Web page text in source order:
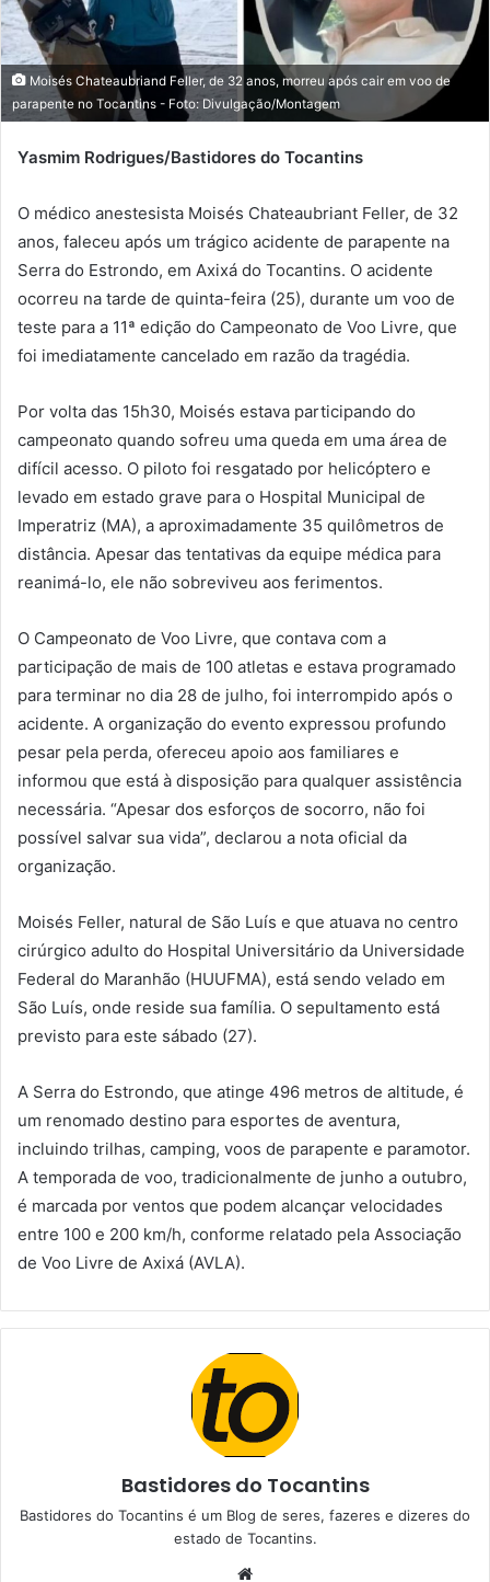
a
i
l
Moisés Chateaubriand Feller, de 32 anos, morreu após cair em voo de
parapente no Tocantins - Foto: Divulgação/Montagem
Yasmim Rodrigues/Bastidores do Tocantins
O médico anestesista Moisés Chateaubriant Feller, de 32
anos, faleceu após um trágico acidente de parapente na
Serra do Estrondo, em Axixá do Tocantins. O acidente
ocorreu na tarde de quinta-feira (25), durante um voo de
teste para a 11ª edição do Campeonato de Voo Livre, que
foi imediatamente cancelado em razão da tragédia.
Por volta das 15h30, Moisés estava participando do
campeonato quando sofreu uma queda em uma área de
difícil acesso. O piloto foi resgatado por helicóptero e
levado em estado grave para o Hospital Municipal de
Imperatriz (MA), a aproximadamente 35 quilômetros de
distância. Apesar das tentativas da equipe médica para
reanimá-lo, ele não sobreviveu aos ferimentos.
O Campeonato de Voo Livre, que contava com a
participação de mais de 100 atletas e estava programado
para terminar no dia 28 de julho, foi interrompido após o
acidente. A organização do evento expressou profundo
pesar pela perda, ofereceu apoio aos familiares e
informou que está à disposição para qualquer assistência
necessária. “Apesar dos esforços de socorro, não foi
possível salvar sua vida”, declarou a nota oficial da
organização.
Moisés Feller, natural de São Luís e que atuava no centro
cirúrgico adulto do Hospital Universitário da Universidade
Federal do Maranhão (HUUFMA), está sendo velado em
São Luís, onde reside sua família. O sepultamento está
previsto para este sábado (27).
A Serra do Estrondo, que atinge 496 metros de altitude, é
um renomado destino para esportes de aventura,
incluindo trilhas, camping, voos de parapente e paramotor.
A temporada de voo, tradicionalmente de junho a outubro,
é marcada por ventos que podem alcançar velocidades
entre 100 e 200 km/h, conforme relatado pela Associação
de Voo Livre de Axixá (AVLA).
Bastidores do Tocantins
Bastidores do Tocantins é um Blog de seres, fazeres e dizeres do
estado de Tocantins.